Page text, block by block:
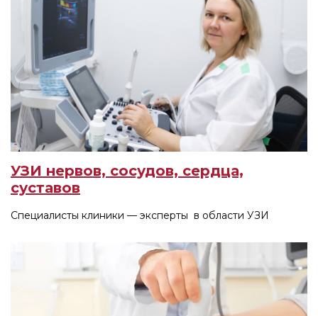
УЗИ нервов, сосудов, сердца,
суставов
Специалисты клиники — эксперты в области УЗИ